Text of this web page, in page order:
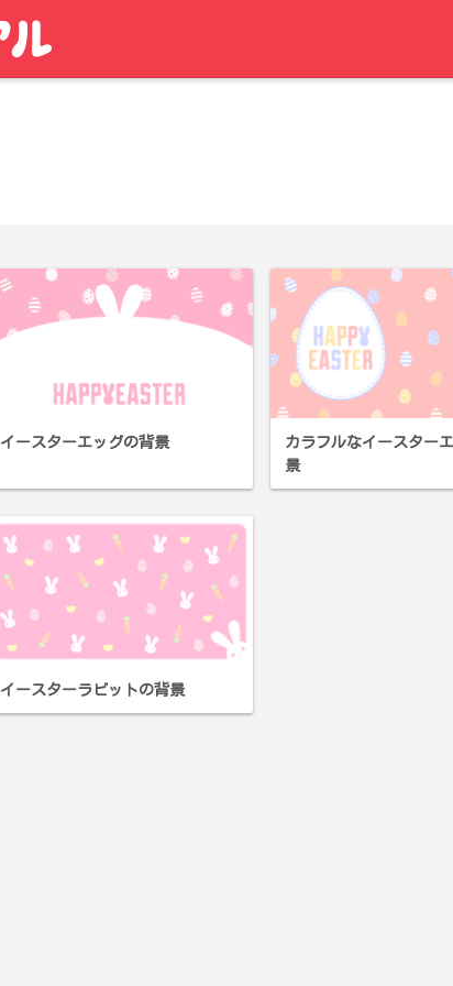
イースターエッグの背景
カラフルなイースター
景
イースターラビットの背景